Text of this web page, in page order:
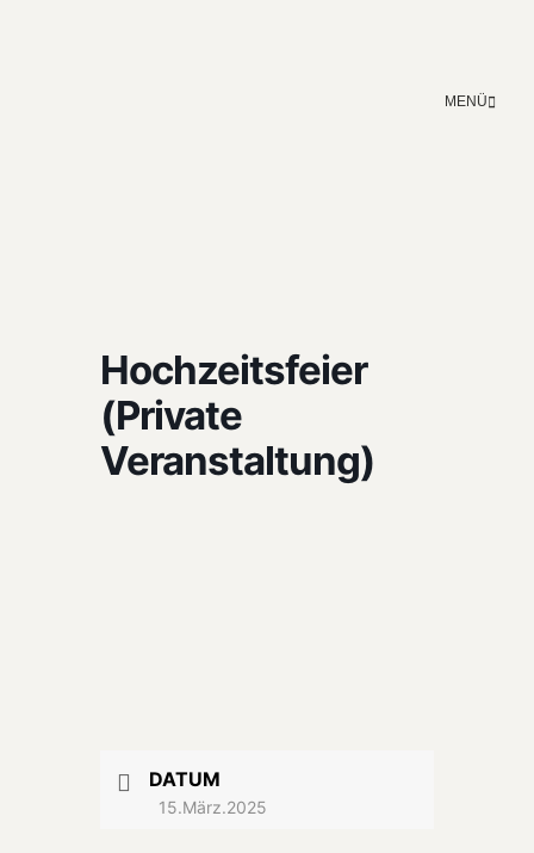
MENÜ
Hochzeitsfeier
(Private
Veranstaltung)
DATUM
15.März.2025